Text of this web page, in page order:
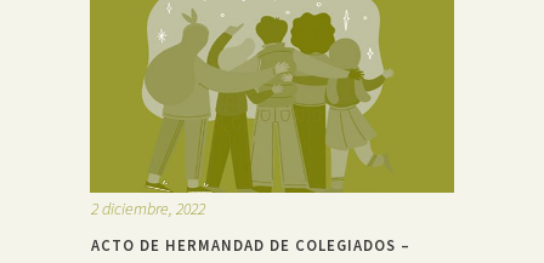
2 diciembre, 2022
ACTO DE HERMANDAD DE COLEGIADOS –